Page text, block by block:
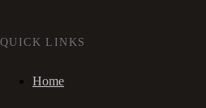
QUICK LINKS
Home